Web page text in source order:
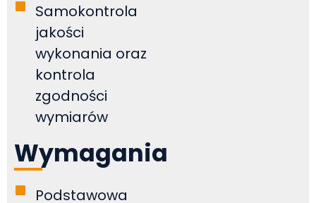
Samokontrola
jakości
wykonania oraz
kontrola
zgodności
wymiarów
Wymagania
Podstawowa